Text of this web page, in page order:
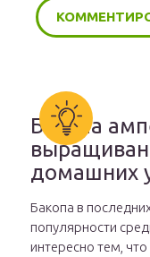
Бакопа
домашних
Бакопа в
популярности
интересно тем,